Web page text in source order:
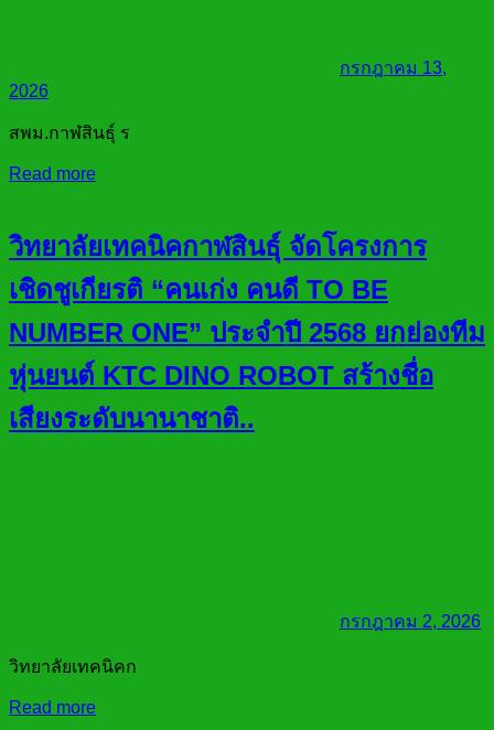
กรกฎาคม 13,
2026
สพม.กาฬสินธุ์ ร
Read more
วิทยาลัยเทคนิคกาฬสินธุ์ จัดโครงการ
เชิดชูเกียรติ “คนเก่ง คนดี TO BE
NUMBER ONE” ประจำปี 2568 ยกย่องทีม
หุ่นยนต์ KTC DINO ROBOT สร้างชื่อ
เสียงระดับนานาชาติ..
กรกฎาคม 2, 2026
วิทยาลัยเทคนิคก
Read more